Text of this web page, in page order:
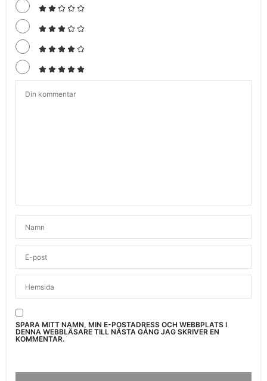
SPARA MITT NAMN, MIN E-POSTADRESS OCH WEBBPLATS I
DENNA WEBBLÄSARE TILL NÄSTA GÅNG JAG SKRIVER EN
KOMMENTAR.